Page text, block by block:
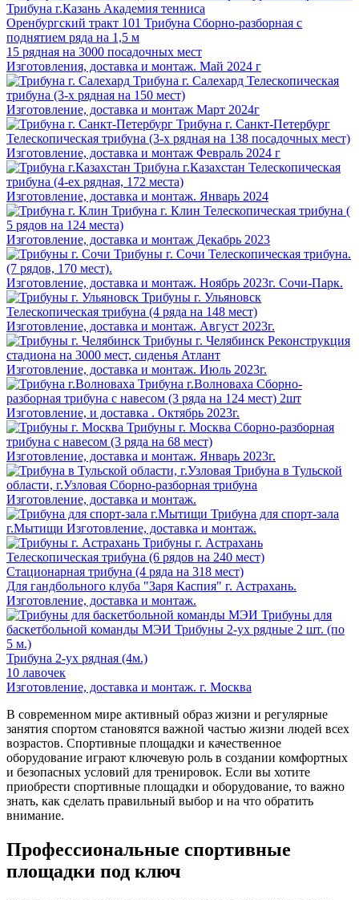
Трибуна г.Казань Академия тенниса
Оренбургский тракт 101 Трибуна Сборно-разборная с
поднятием ряда на 1,5 м
15 рядная на 3000 посадочных мест
Изготовления, доставка и монтаж. Май 2024 г
Трибуна г. Салехард Телескопическая
трибуна (3-х рядная на 150 мест)
Изготовление, доставка и монтаж Март 2024г
Трибуна г. Санкт-Петербург
Телескопическая трибуна (3-х рядная на 138 посадочных мест)
Изготовление, доставка и монтаж Февраль 2024 г
Трибуна г.Казахстан Телескопическая
трибуна (4-ех рядная, 172 места)
Изготовление, доставка и монтаж. Январь 2024
Трибуна г. Клин Телескопическая трибуна (
5 рядов на 124 места)
Изготовление, доставка и монтаж Декабрь 2023
Трибуны г. Сочи Телескопическая трибуна.
(7 рядов, 170 мест).
Изготовление, доставка и монтаж. Ноябрь 2023г. Сочи-Парк.
Трибуны г. Ульяновск
Телескопическая трибуна (4 ряда на 148 мест)
Изготовление, доставка и монтаж. Август 2023г.
Трибуны г. Челябинск Реконструкция
стадиона на 3000 мест, сиденья Атлант
Изготовление, доставка и монтаж. Июль 2023г.
Трибуна г.Волноваха Сборно-
разборная трибуна с навесом (3 ряда на 124 мест) 2шт
Изготовление, и доставка . Октябрь 2023г.
Трибуны г. Москва Сборно-разборная
трибуна с навесом (3 ряда на 68 мест)
Изготовление, доставка и монтаж. Январь 2023г.
Трибуна в Тульской
области, г.Узловая Сборно-разборная трибуна
Изготовление, доставка и монтаж.
Трибуна для спорт-зала
г.Мытищи Изготовление, доставка и монтаж.
Трибуны г. Астрахань
Телескопическая трибуна (6 рядов на 240 мест)
Стационарная трибуна (4 ряда на 318 мест)
Для гандбольного клуба "Заря Каспия" г. Астрахань.
Изготовление, доставка и монтаж.
Трибуны для
баскетбольной команды МЭИ Трибуны 2-ух рядные 2 шт. (по
5 м.)
Трибуна 2-ух рядная (4м.)
10 лавочек
Изготовление, доставка и монтаж. г. Москва
В современном мире активный образ жизни и регулярные
занятия спортом становятся важной частью жизни людей всех
возрастов. Спортивные площадки и качественное
оборудование играют ключевую роль в создании комфортных
и безопасных условий для тренировок. Если вы хотите
приобрести спортивные площадки и оборудование, то важно
знать, как сделать правильный выбор и на что обратить
внимание.
Профессиональные спортивные
площадки под ключ